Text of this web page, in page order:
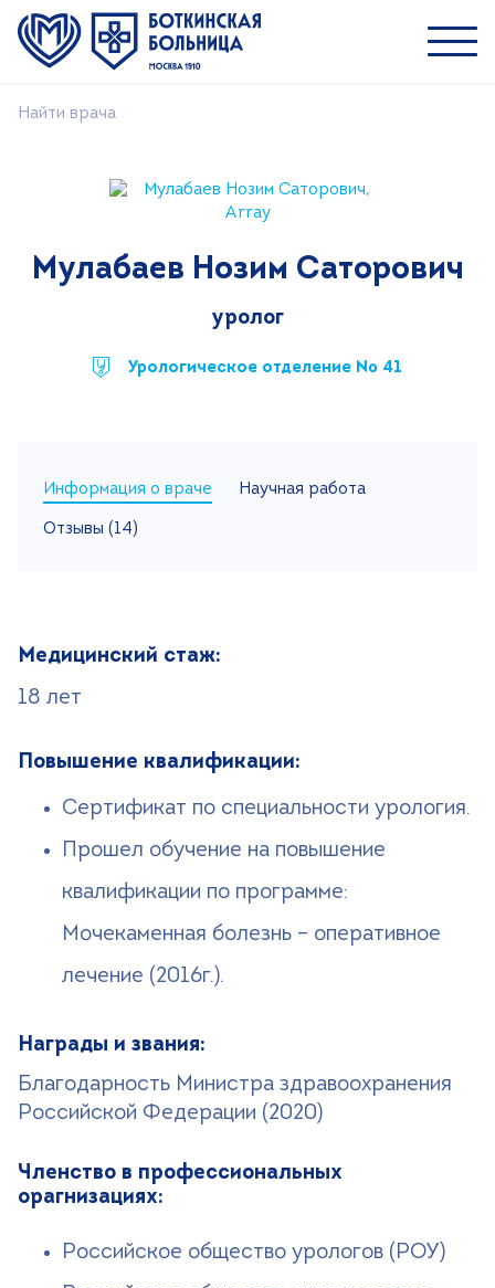
Пациентам
О ММНКЦ им. С.П. Боткина
Найти врача
Платные услуги
+7 (800) 600-31-41
Найти врача
Мулабаев Нозим Саторович
уролог
Урологическое отделение № 41
Информация о враче Научная работа
Отзывы (14)
Медицинский стаж:
18 лет
Повышение квалификации:
Сертификат по специальности урология.
Прошел обучение на повышение
квалификации по программе:
Мочекаменная болезнь – оперативное
лечение (2016г.).
Награды и звания:
Благодарность Министра здравоохранения
Российской Федерации (2020)
Членство в профессиональных
орагнизациях:
Российское общество урологов (РОУ)